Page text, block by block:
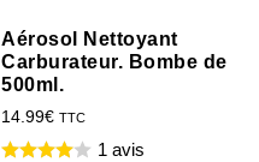
Aérosol Nettoyant
Carburateur. Bombe de
500ml.
14.99€ TTC
1 avis